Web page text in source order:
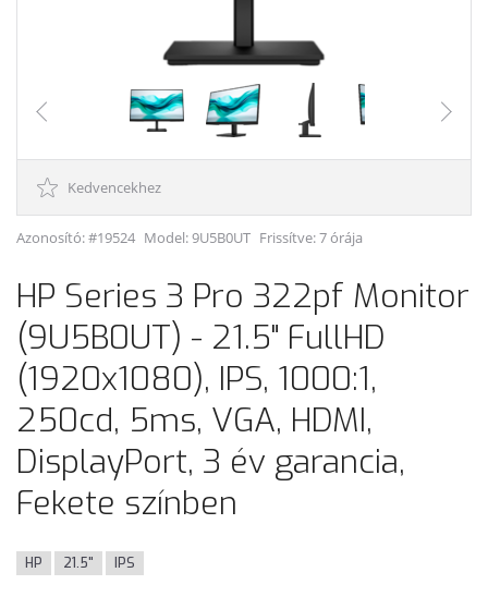
Kedvencekhez
Azonosító: #19524 Model:9U5B0UT Frissítve: 7 órája
HP Series 3 Pro 322pf Monitor
(9U5B0UT) - 21.5" FullHD
(1920x1080), IPS, 1000:1,
250cd, 5ms, VGA, HDMI,
DisplayPort, 3 év garancia,
Fekete színben
HP 21.5" IPS